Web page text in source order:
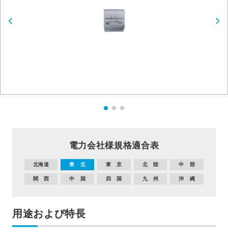
電力会社様規格適合表
北海道 東 北 東 京 北 陸 中 部
関 西 中 国 四 国 九 州 沖 縄
用途および特長